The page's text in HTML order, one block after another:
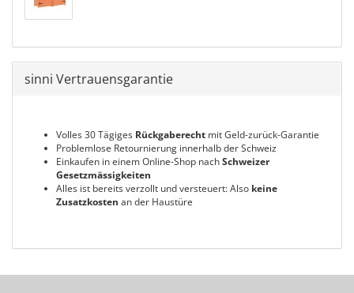
sinni Vertrauensgarantie
Volles 30 Tägiges Rückgaberecht mit Geld-zurück-Garantie
Problemlose Retournierung innerhalb der Schweiz
Einkaufen in einem Online-Shop nachSchweizer
Gesetzmässigkeiten
Alles ist bereits verzollt und versteuert: Also keine
Zusatzkosten an der Haustüre